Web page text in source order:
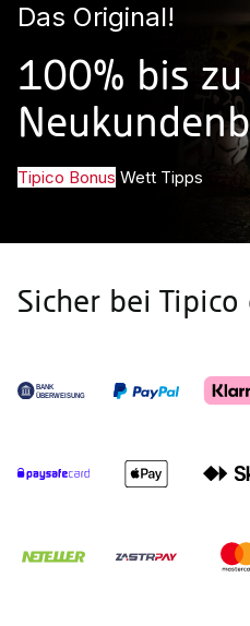
Das Original!
100% bis
Tipico Bonus Wett Tipps
Sicher bei Tipico